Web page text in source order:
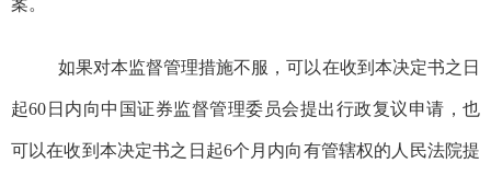
案。
如果对本监督管理措施不服，可以在收到本决定书之日
起60日内向中国证券监督管理委员会提出行政复议申请，也
可以在收到本决定书之日起6个月内向有管辖权的人民法院提